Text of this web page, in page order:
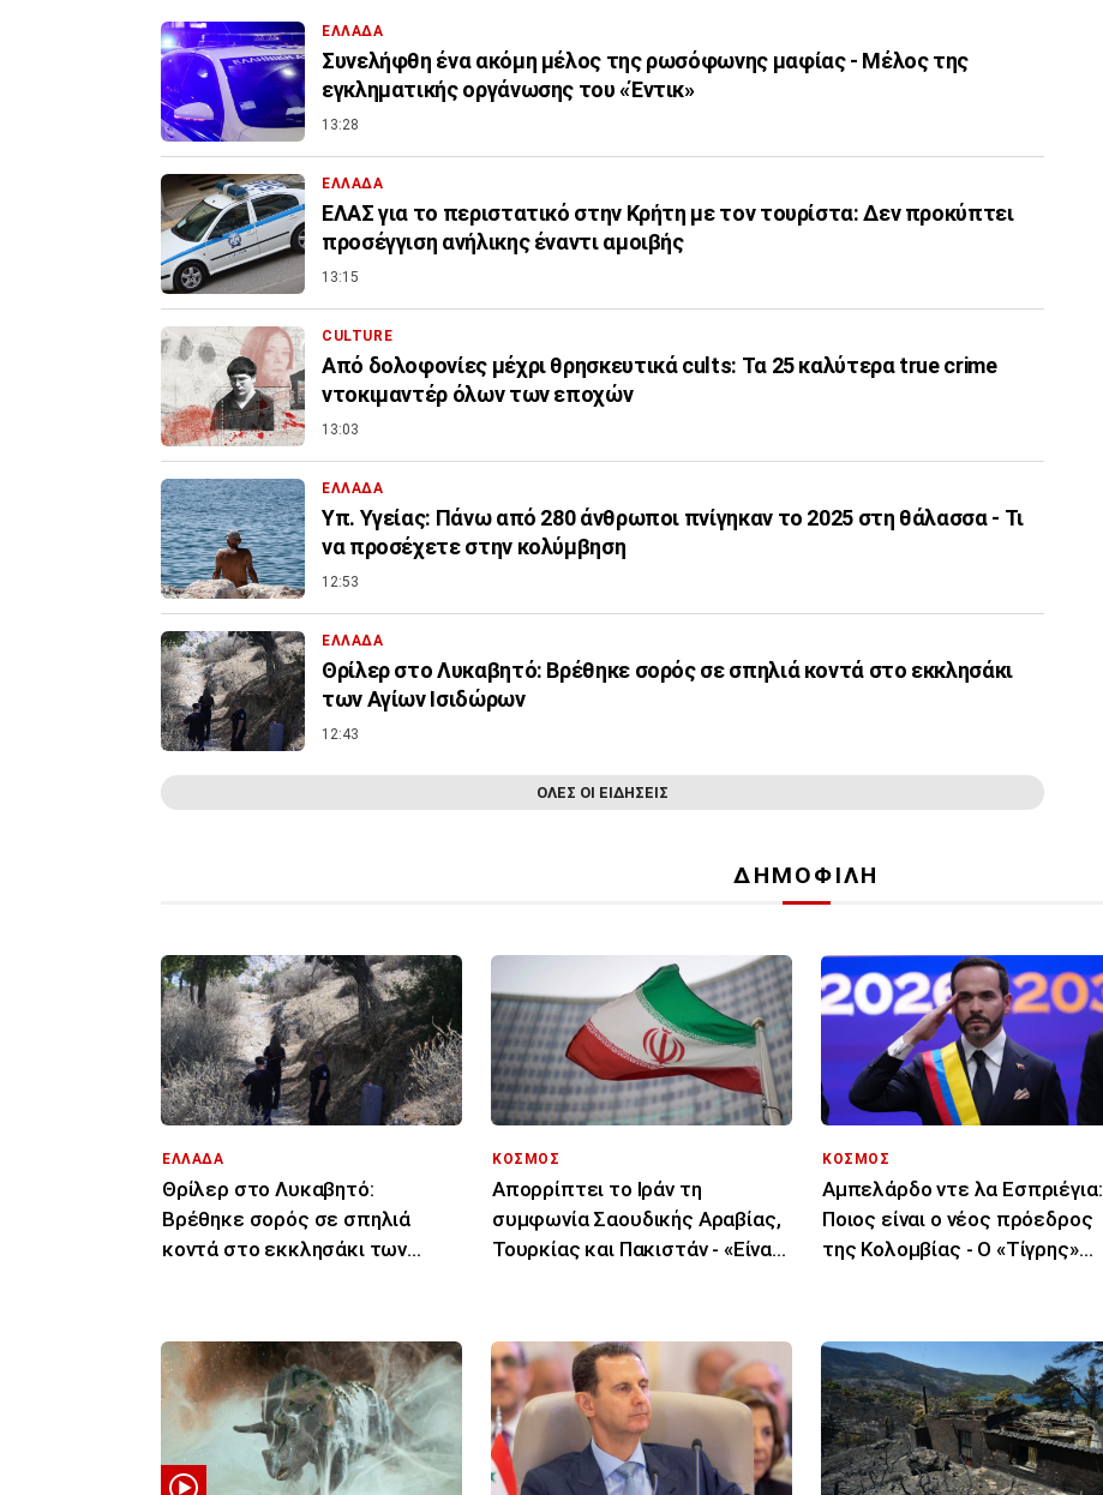
ΕΛΛΑΔΑ
Συνελήφθη ένα ακόμη μέλος της ρωσόφωνης μαφίας - Μέλος της
εγκληματικής οργάνωσης του «Έντικ»
13:28
ΕΛΛΑΔΑ
ΕΛΑΣ για το περιστατικό στην Κρήτη με τον τουρίστα: Δεν προκύπτει
προσέγγιση ανήλικης έναντι αμοιβής
13:15
CULTURE
Από δολοφονίες μέχρι θρησκευτικά cults: Τα 25 καλύτερα true crime
ντοκιμαντέρ όλων των εποχών
13:03
ΕΛΛΑΔΑ
Υπ. Υγείας: Πάνω από 280 άνθρωποι πνίγηκαν το 2025 στη θάλασσα - Τι
να προσέχετε στην κολύμβηση
12:53
ΕΛΛΑΔΑ
Θρίλερ στο Λυκαβητό: Βρέθηκε σορός σε σπηλιά κοντά στο εκκλησάκι
των Αγίων Ισιδώρων
12:43
ΟΛΕΣ ΟΙ ΕΙΔΗΣΕΙΣ
ΔΗΜΟΦΙΛΗ
ΕΛΛΑΔΑ
Θρίλερ στο Λυκαβητό:
Βρέθηκε σορός σε σπηλιά
κοντά στο εκκλησάκι των
ΚΟΣΜΟΣ
Απορρίπτει το Ιράν τη
συμφωνία Σαουδικής Αραβίας,
Τουρκίας και Πακιστάν - «Είναι
ΚΟΣΜΟΣ
Αμπελάρδο ντε λα Εσπριέγια:
Ποιος είναι ο νέος πρόεδρος
της Κολομβίας - Ο «Τίγρης»